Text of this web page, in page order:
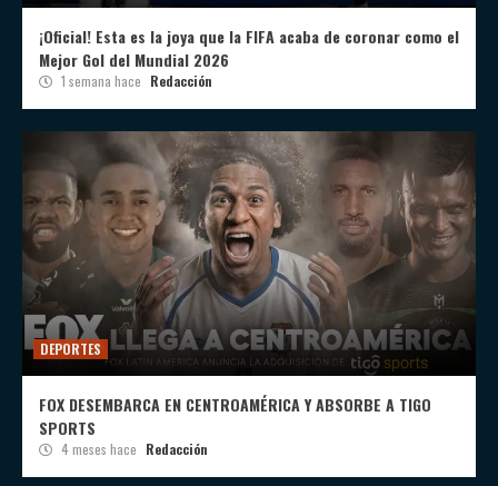
¡Oficial! Esta es la joya que la FIFA acaba de coronar como el
Mejor Gol del Mundial 2026
1 semana hace Redacción
DEPORTES
FOX DESEMBARCA EN CENTROAMÉRICA Y ABSORBE A TIGO
SPORTS
4 meses hace Redacción